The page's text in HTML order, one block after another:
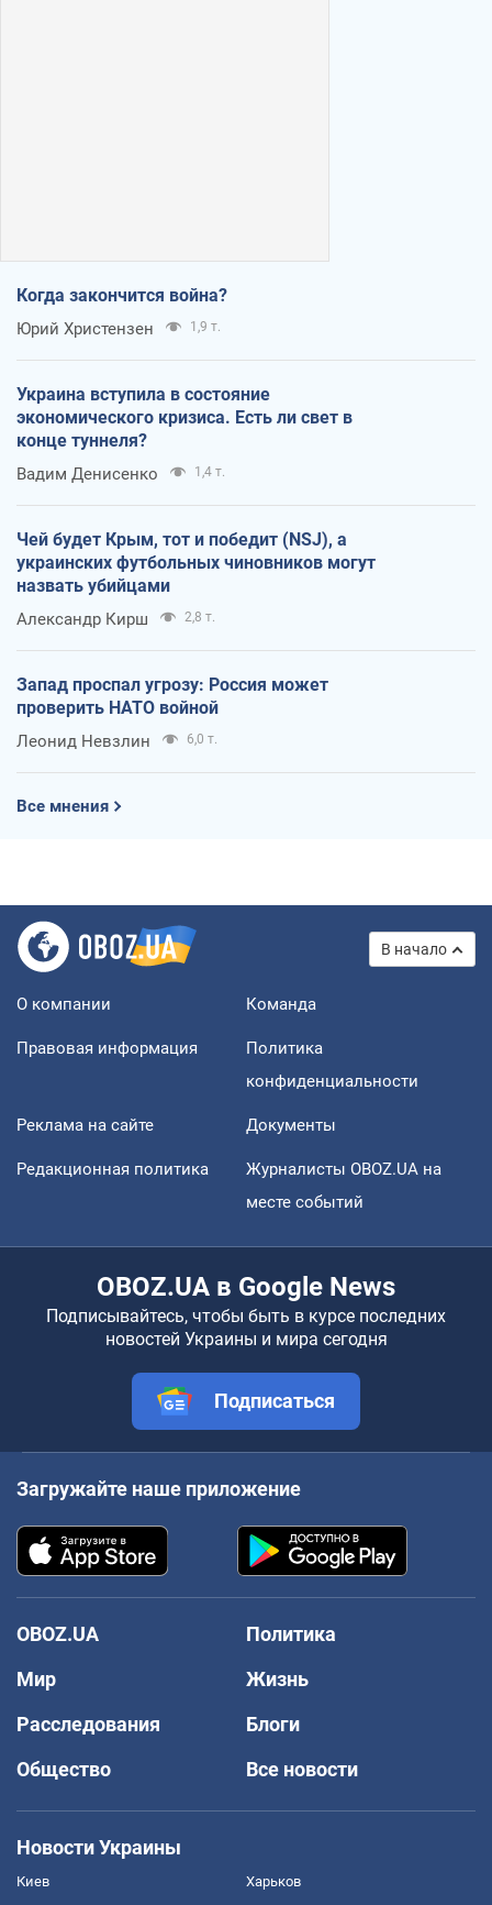
Когда закончится война?
Юрий Христензен 1,9 т.
Украина вступила в состояние
экономического кризиса. Есть ли свет в
конце туннеля?
Вадим Денисенко 1,4 т.
Чей будет Крым, тот и победит (NSJ), а
украинских футбольных чиновников могут
назвать убийцами
Александр Кирш 2,8 т.
Запад проспал угрозу: Россия может
проверить НАТО войной
Леонид Невзлин 6,0 т.
Все мнения
В начало
О компании Команда
Правовая информация
Политика
конфиденциальности
Реклама на сайте Документы
Редакционная политика
Журналисты OBOZ.UA на
месте событий
OBOZ.UA в Google News
Подписывайтесь, чтобы быть в курсе последних
новостей Украины и мира сегодня
Подписаться
Загружайте наше приложение
OBOZ.UA
Политика
Мир
Жизнь
Расследования
Блоги
Общество
Все новости
Новости Украины
Киев Харьков